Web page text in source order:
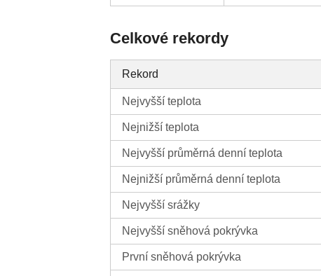
Celkové rekordy
Rekord
Nejvyšší teplota
Nejnižší teplota
Nejvyšší průměrná denní teplota
Nejnižší průměrná denní teplota
Nejvyšší srážky
Nejvyšší sněhová pokrývka
První sněhová pokrývka